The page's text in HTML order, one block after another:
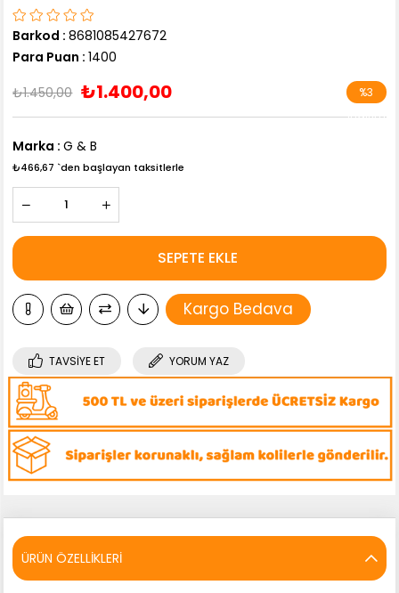
Barkod : 8681085427672
Para Puan : 1400
₺1.450,00 ₺1.400,00 %3
İndirim
Marka : G & B
₺466,67 `den başlayan taksitlerle
Kargo Bedava
TAVSIYE ET YORUM YAZ
ÜRÜN ÖZELLIKLERI